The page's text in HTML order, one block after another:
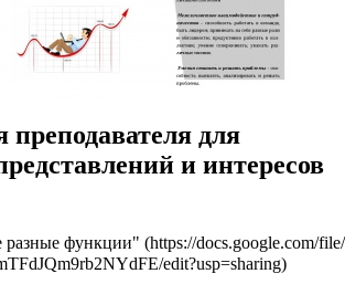
преподавателя для
и интересов
разные функции"